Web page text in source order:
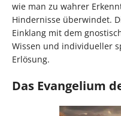
wie man zu wahrer
Hindernisse überwindet.
Einklang mit dem
Wissen und individueller
Erlösung.
Das Evangelium